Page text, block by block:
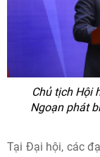
Chủ tịch Hội
Ngoạn phát
Tại Đại hội, các